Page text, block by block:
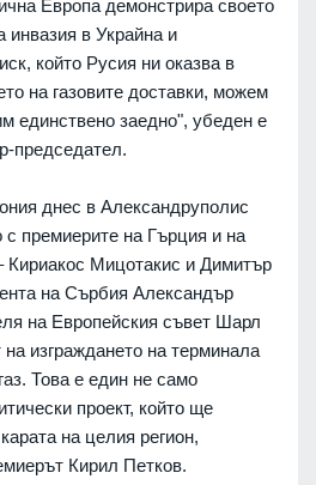
Европа демонстрира своето
инвазия в Украйна и
който Русия ни оказва в
на газовите доставки, можем
единствено заедно", убеден е
председател.
днес в Александруполис
премиерите на Гърция и на
Мицотакис и Димитър
на Сърбия Александър
на Европейския съвет Шарл
изграждането на терминала
Това е един не само
проект, който ще
на целия регион,
Кирил Петков.